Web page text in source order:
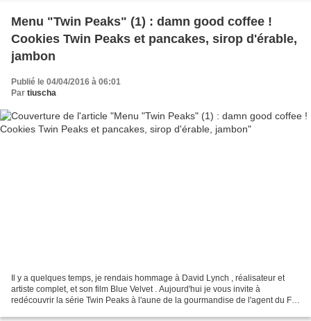
Menu "Twin Peaks" (1) : damn good coffee !
Cookies Twin Peaks et pancakes, sirop d'érable,
jambon
Publié le 04/04/2016 à 06:01
Par tiuscha
Il y a quelques temps, je rendais hommage à David Lynch , réalisateur et
artiste complet, et son film Blue Velvet . Aujourd'hui je vous invite à
redécouvrir la série Twin Peaks à l'aune de la gourmandise de l'agent du FBI